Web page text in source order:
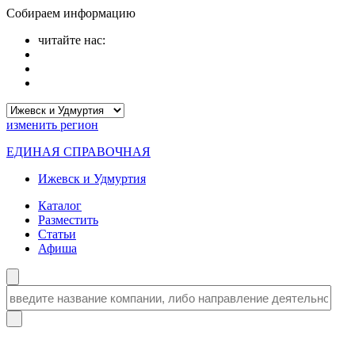
Собираем информацию
читайте нас:
изменить регион
ЕДИНАЯ СПРАВОЧНАЯ
Ижевск и Удмуртия
Каталог
Разместить
Статьи
Афиша